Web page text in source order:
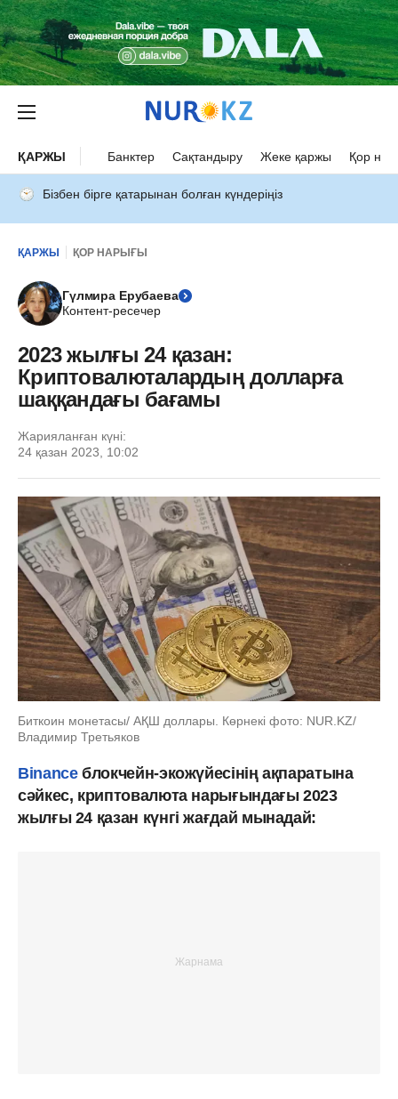
ҚАРЖЫ Банктер Сақтандыру Жеке қаржы Қор
Бізбен бірге қатарынан болған күндеріңіз
ҚАРЖЫ ҚОР НАРЫҒЫ
Гүлмира Ерубаева
Контент-ресечер
2023 жылғы 24 қазан:
Криптовалюталардың долларға
шаққандағы бағамы
Жарияланған күні:
24 қазан 2023, 10:02
Биткоин монетасы/ АҚШ доллары. Көрнекі фото: NUR.KZ/
Владимир Третьяков
Binanceблокчейн-экожүйесінің ақпаратына
сәйкес, криптовалюта нарығындағы 2023
жылғы 24 қазан күнгі жағдай мынадай: